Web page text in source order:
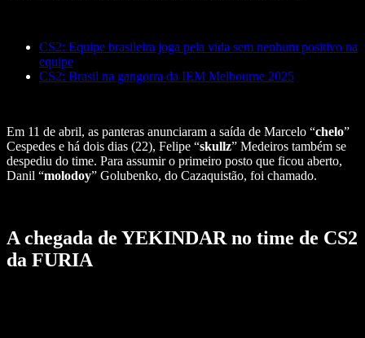
CS2: Equipe brasileira joga pela vida sem nenhum positivo na
equipe
CS2: Brasil na gangorra da IEM Melbourne 2025
Em 11 de abril, as panteras anunciaram a saída de Marcelo “chelo”
Cespedes e há dois dias (22), Felipe “skullz” Medeiros também se
despediu do time. Para assumir o primeiro posto que ficou aberto,
Danil “molodoy” Golubenko, do Cazaquistão, foi chamado.
A chegada de YEKINDAR no time de CS2
da FURIA